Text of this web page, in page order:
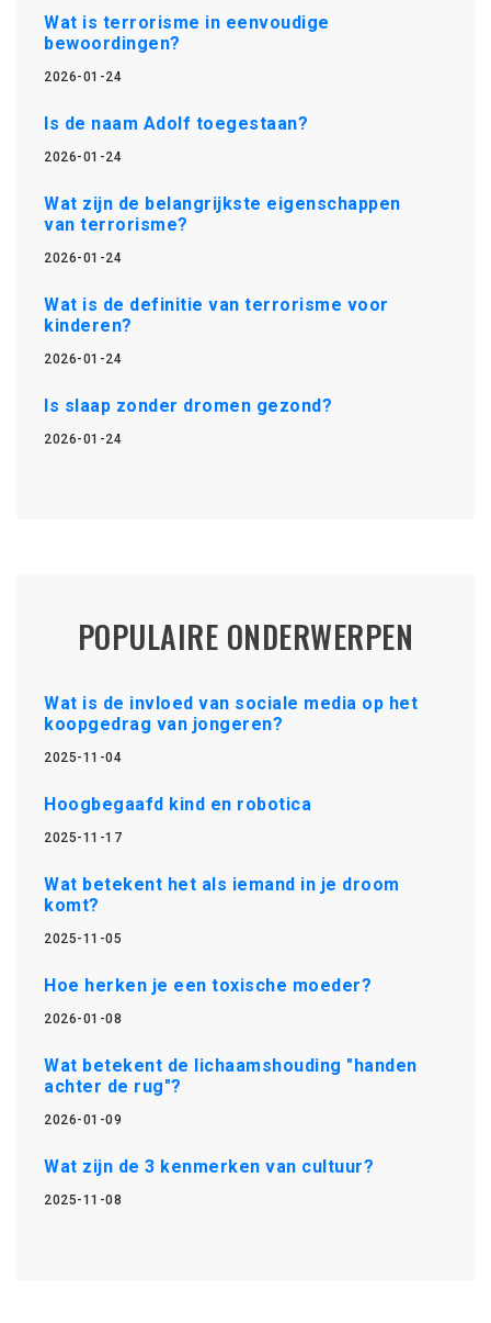
Wat is terrorisme in eenvoudige
bewoordingen?
2026-01-24
Is de naam Adolf toegestaan?
2026-01-24
Wat zijn de belangrijkste eigenschappen
van terrorisme?
2026-01-24
Wat is de definitie van terrorisme voor
kinderen?
2026-01-24
Is slaap zonder dromen gezond?
2026-01-24
POPULAIRE ONDERWERPEN
Wat is de invloed van sociale media op het
koopgedrag van jongeren?
2025-11-04
Hoogbegaafd kind en robotica
2025-11-17
Wat betekent het als iemand in je droom
komt?
2025-11-05
Hoe herken je een toxische moeder?
2026-01-08
Wat betekent de lichaamshouding "handen
achter de rug"?
2026-01-09
Wat zijn de 3 kenmerken van cultuur?
2025-11-08